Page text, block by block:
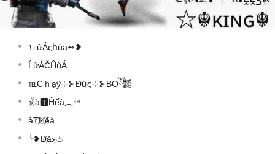
۱ʟửA͛ςհùä➻❥
ĹửÁČĤùÁ
℡Cｈạÿ⊹⊱Đứς⊹⊱BOཽ㍿
✌à🆃Ĥếà︵⁹⁴
àT҉H҉ếà
╰❥D҉ảʞ♨